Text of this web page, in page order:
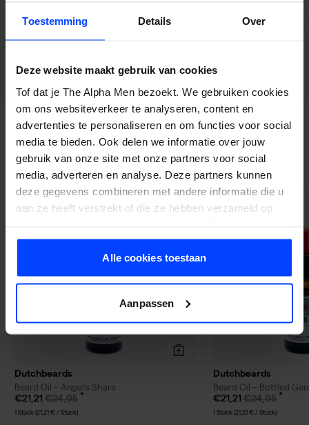
Toestemming Details Over
Deze website maakt gebruik van cookies
Tof dat je The Alpha Men bezoekt. We gebruiken cookies
om ons websiteverkeer te analyseren, content en
advertenties te personaliseren en om functies voor social
media te bieden. Ook delen we informatie over jouw
gebruik van onze site met onze partners voor social
media, adverteren en analyse. Deze partners kunnen
deze gegevens combineren met andere informatie die u
aan ze heeft verstrekt of die ze hebben verzameld op
website-ervaring? Kies dan voor alle cookies. Meer
informatie over cookies vind je in onze Privacy Policy.
Alle cookies toestaan
Aanpassen
Weitere Produkte von Dutchbeards
Dutchbeards
Beard Oil – Angel's Share
€21,21 €24,95
1 Stück (21,21 € / Stück)
Dutchbeards
Beard Oil – Bottled
€21,21 €24,95
1 Stück (21,21 € / Stück)